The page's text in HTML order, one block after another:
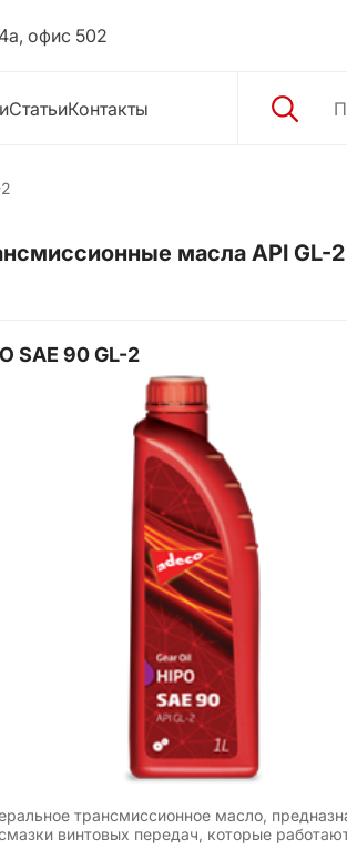
офис 502
СтатьиКонтакты
масла API GL-
SAE 90 GL-2
трансмиссионное масло,
винтовыx передач, которые